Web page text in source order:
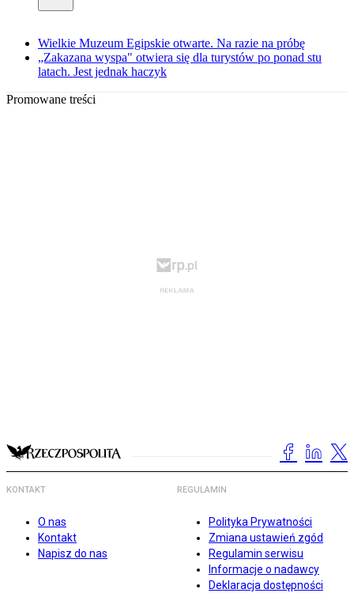
Wielkie Muzeum Egipskie otwarte. Na razie na próbę
„Zakazana wyspa" otwiera się dla turystów po ponad stu
latach. Jest jednak haczyk
Promowane treści
KONTAKT
O nas
Kontakt
Napisz do nas
REGULAMIN
Polityka Prywatności
Zmiana ustawień zgód
Regulamin serwisu
Informacje o nadawcy
Deklaracja dostępności